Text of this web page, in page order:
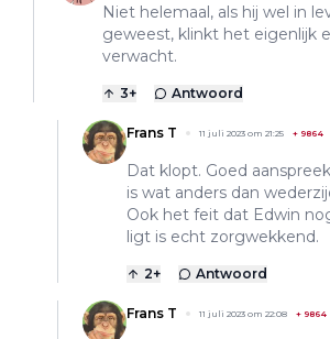
Niet helemaal, als hij wel in
geweest, klinkt het eigenlijk
verwacht.
3+ Antwoord
Frans T 11 juli 2023 om 21:25 + 9864
Dat klopt. Goed
is wat anders dan
Ook het feit dat Edwin
ligt is echt zorgwekkend.
2+ Antwoord
Frans T 11 juli 2023 om 22:08 + 9864